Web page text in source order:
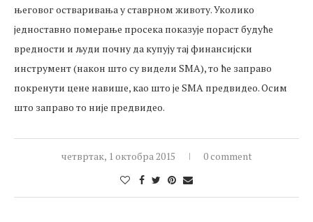
његовог остваривања у ставрном животу. Уколико
једноставно померање просека показује пораст будуће
вредности и људи почну да купују тај финансијски
инструмент (након што су видели SMA), то ће заправо
покренути цене навише, као што је SMA предвидео. Осим
што заправо то није предвидео.
четвртак, 1 октобра 2015 0 comment